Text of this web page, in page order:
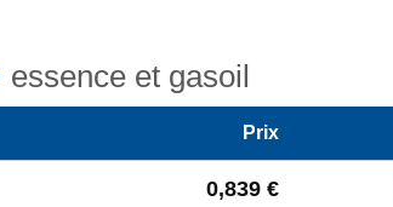
essence et gasoil
Prix
0,839 €